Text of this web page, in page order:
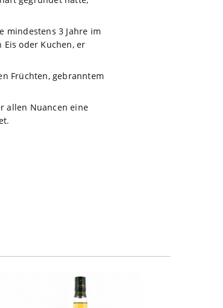
mindestens 3 Jahre im
oder Kuchen, er
Früchten, gebranntem
allen Nuancen eine